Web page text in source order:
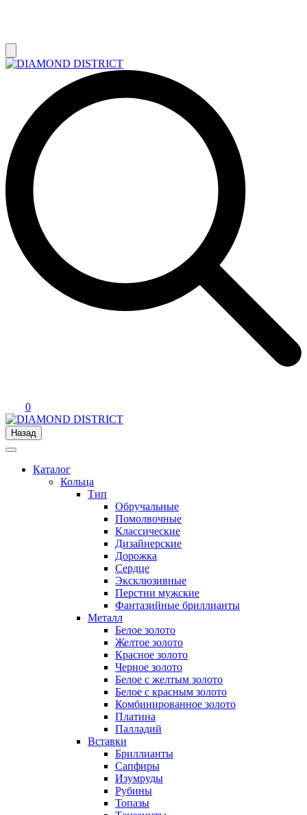
0
Назад
Каталог
Кольца
Тип
Обручальные
Помолвочные
Классические
Дизайнерские
Дорожка
Сердце
Эксклюзивные
Перстни мужские
Фантазийные бриллианты
Металл
Белое золото
Желтое золото
Красное золото
Черное золото
Белое с желтым золото
Белое с красным золото
Комбинированное золото
Платина
Палладий
Вставки
Бриллианты
Сапфиры
Изумруды
Рубины
Топазы